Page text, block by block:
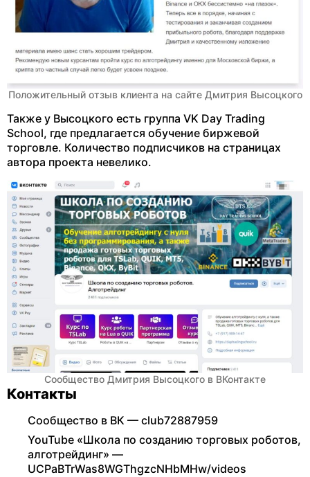
Положительный отзыв клиента на сайте Дмитрия Высоцкого
Также у Высоцкого есть группа VK Day Trading
School, где предлагается обучение биржевой
торговле. Количество подписчиков на страницах
автора проекта невелико.
Сообщество Дмитрия Высоцкого в ВКонтакте
Контакты
Сообщество в ВК — club72887959
YouTube «Школа по созданию торговых роботов,
алготрейдинг» —
UCPaBTrWas8WGThgzcNHbMHw/videos